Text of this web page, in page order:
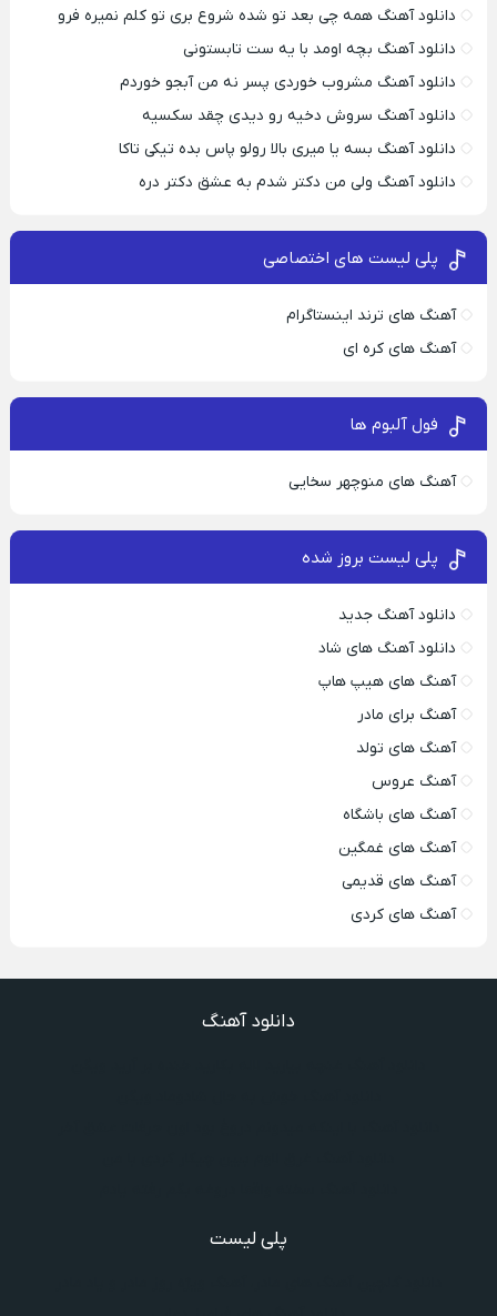
دانلود آهنگ همه چی بعد تو شده شروع بری تو کلم نمیره فرو
دانلود آهنگ بچه اومد با یه ست تابستونی
دانلود آهنگ مشروب خوردی پسر نه من آبجو خوردم
دانلود آهنگ سروش دخیه رو دیدی چقد سکسیه
دانلود آهنگ بسه یا میری بالا رولو پاس بده تیکی تاکا
دانلود آهنگ ولی من دکتر شدم به عشق دکتر دره
پلی لیست های اختصاصی
آهنگ های ترند اینستاگرام
آهنگ های کره ای
فول آلبوم ها
آهنگ های منوچهر سخایی
پلی لیست بروز شده
دانلود آهنگ جدید
دانلود آهنگ های شاد
آهنگ های هیپ هاپ
آهنگ برای مادر
آهنگ های تولد
آهنگ عروس
آهنگ های باشگاه
آهنگ های غمگین
آهنگ های قدیمی
آهنگ های کردی
دانلود آهنگ
پلی لیست